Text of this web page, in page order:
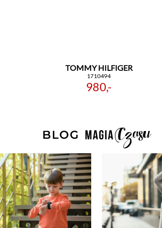
TOMMY HILFIGER
1710494
980,-